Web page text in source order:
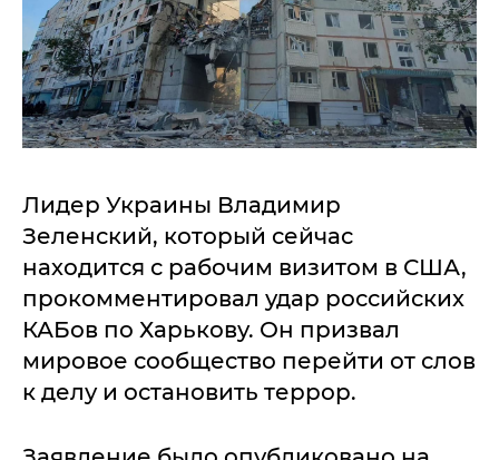
Лидер Украины Владимир
Зеленский, который сейчас
находится с рабочим визитом в США,
прокомментировал удар российских
КАБов по Харькову. Он призвал
мировое сообщество перейти от слов
к делу и остановить террор.